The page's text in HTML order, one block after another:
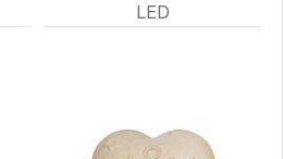
LED